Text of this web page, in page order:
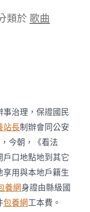
類於 歌曲
事治理，保證國民
站長制辦會同公安
今朝，《看法
口地點地到其它
用與本地戶籍生
養網身證由縣級國
包養網工本費。